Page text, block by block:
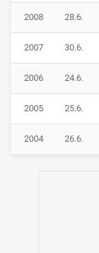
2008 28.6.
2007 30.6.
2006 24.6.
2005 25.6.
2004 26.6.